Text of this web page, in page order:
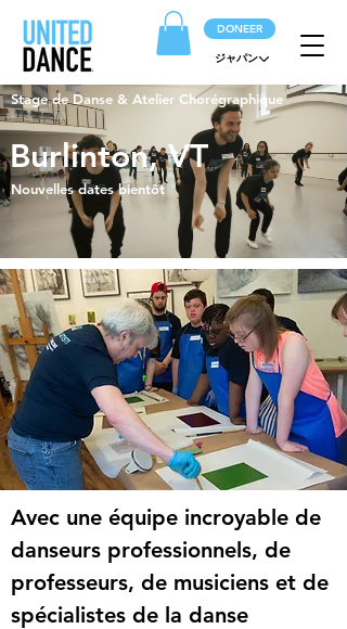
DONEER
ジャパン
Stage de Danse & Atelier Chorégraphique
Burlinton, VT
Nouvelles dates bientôt
Avec une équipe incroyable de
danseurs professionnels, de
professeurs, de musiciens et de
spécialistes de la danse